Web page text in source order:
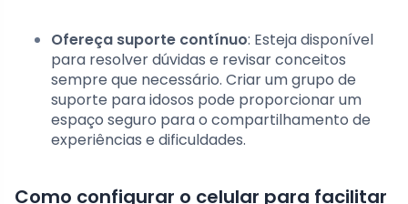
Ofereça suporte contínuo: Esteja disponível
para resolver dúvidas e revisar conceitos
sempre que necessário. Criar um grupo de
suporte para idosos pode proporcionar um
espaço seguro para o compartilhamento de
experiências e dificuldades.
Como configurar o celular para facilitar